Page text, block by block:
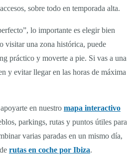
sobre todo en temporada alta.
lo importante es elegir bien
visitar una zona histórica, puede
práctico y moverte a pie. Si vas a una
y evitar llegar en las horas de máxima
en nuestro mapa interactivo
parkings, rutas y puntos útiles para
varias paradas en un mismo día,
rutas en coche por Ibiza.